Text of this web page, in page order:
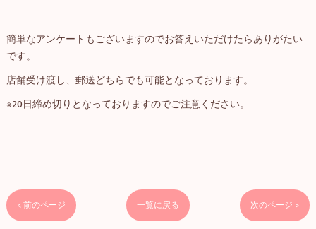
簡単なアンケートもございますのでお答えいただけたらありがたい
です。
店舗受け渡し、郵送どちらでも可能となっております。
※20日締め切りとなっておりますのでご注意ください。
< 前のページ 一覧に戻る 次のページ >